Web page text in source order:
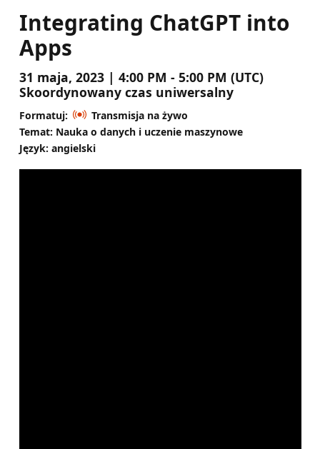
Integrating ChatGPT into
Apps
31 maja, 2023 | 4:00 PM - 5:00 PM (UTC)
Skoordynowany czas uniwersalny
Formatuj:
Transmisja na żywo
Temat: Nauka o danych i uczenie maszynowe
Język: angielski